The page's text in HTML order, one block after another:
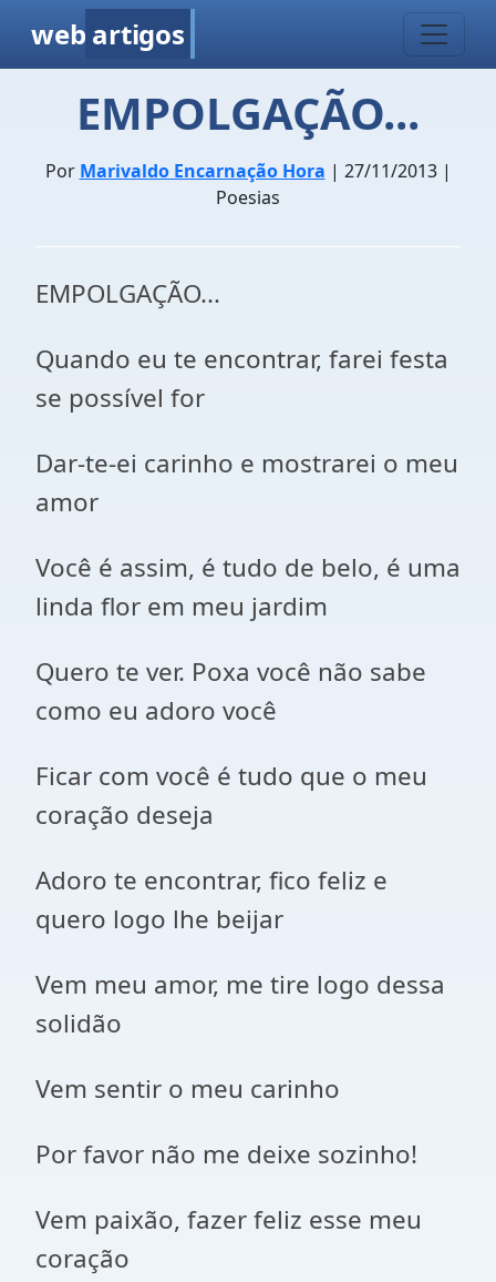
web artigos
EMPOLGAÇÃO...
Por Marivaldo Encarnação Hora | 27/11/2013 |
Poesias
EMPOLGAÇÃO...
Quando eu te encontrar, farei festa
se possível for
Dar-te-ei carinho e mostrarei o meu
amor
Você é assim, é tudo de belo, é uma
linda flor em meu jardim
Quero te ver. Poxa você não sabe
como eu adoro você
Ficar com você é tudo que o meu
coração deseja
Adoro te encontrar, fico feliz e
quero logo lhe beijar
Vem meu amor, me tire logo dessa
solidão
Vem sentir o meu carinho
Por favor não me deixe sozinho!
Vem paixão, fazer feliz esse meu
coração